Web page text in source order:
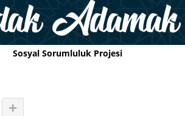
Sosyal Sorumluluk Projesi